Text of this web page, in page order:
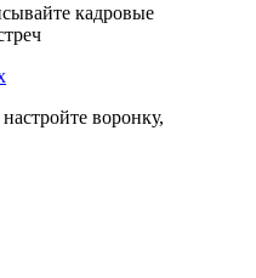
кадровые
воронку,